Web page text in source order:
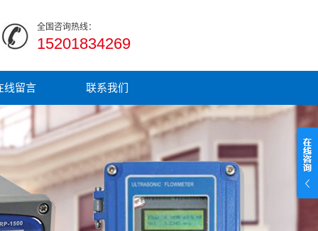
全国咨询热线：
15201834269
线留言 联系我们